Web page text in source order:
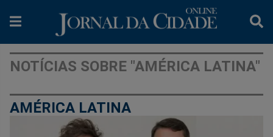
NOTÍCIAS SOBRE "AMÉRICA LATINA"
AMÉRICA LATINA